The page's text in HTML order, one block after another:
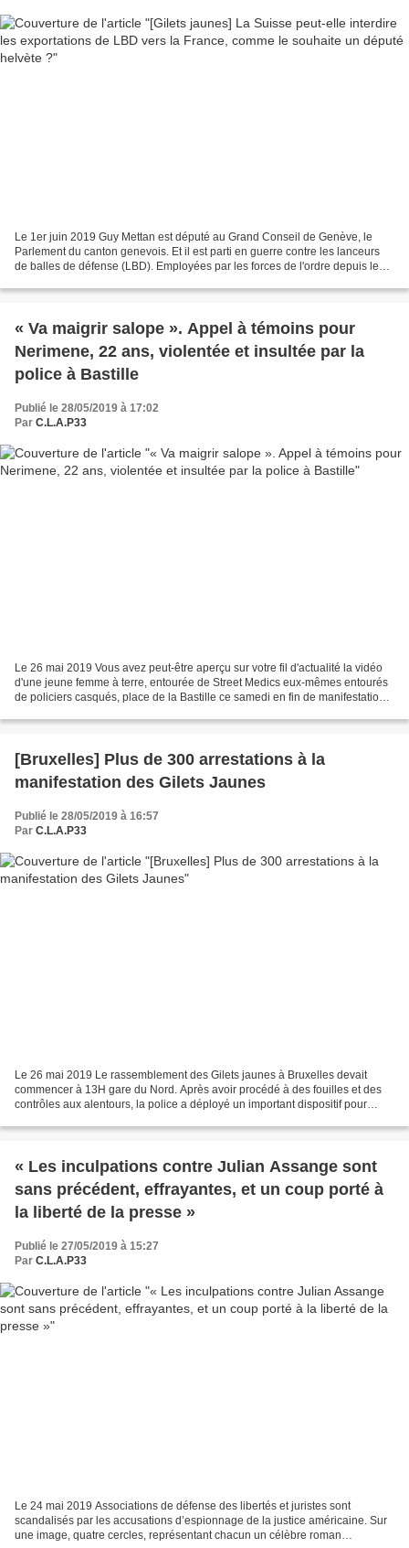
Le 1er juin 2019 Guy Mettan est député au Grand Conseil de Genève, le
Parlement du canton genevois. Et il est parti en guerre contre les lanceurs
de balles de défense (LBD). Employées par les forces de l'ordre depuis les
« Va maigrir salope ». Appel à témoins pour
Nerimene, 22 ans, violentée et insultée par la
police à Bastille
Publié le 28/05/2019 à 17:02
Par C.L.A.P33
Le 26 mai 2019 Vous avez peut-être aperçu sur votre fil d'actualité la vidéo
d'une jeune femme à terre, entourée de Street Medics eux-mêmes entourés
de policiers casqués, place de la Bastille ce samedi en fin de manifestation.
[Bruxelles] Plus de 300 arrestations à la
manifestation des Gilets Jaunes
Publié le 28/05/2019 à 16:57
Par C.L.A.P33
Le 26 mai 2019 Le rassemblement des Gilets jaunes à Bruxelles devait
commencer à 13H gare du Nord. Après avoir procédé à des fouilles et des
contrôles aux alentours, la police a déployé un important dispositif pour
« Les inculpations contre Julian Assange sont
sans précédent, effrayantes, et un coup porté à
la liberté de la presse »
Publié le 27/05/2019 à 15:27
Par C.L.A.P33
Le 24 mai 2019 Associations de défense des libertés et juristes sont
scandalisés par les accusations d’espionnage de la justice américaine. Sur
une image, quatre cercles, représentant chacun un célèbre roman